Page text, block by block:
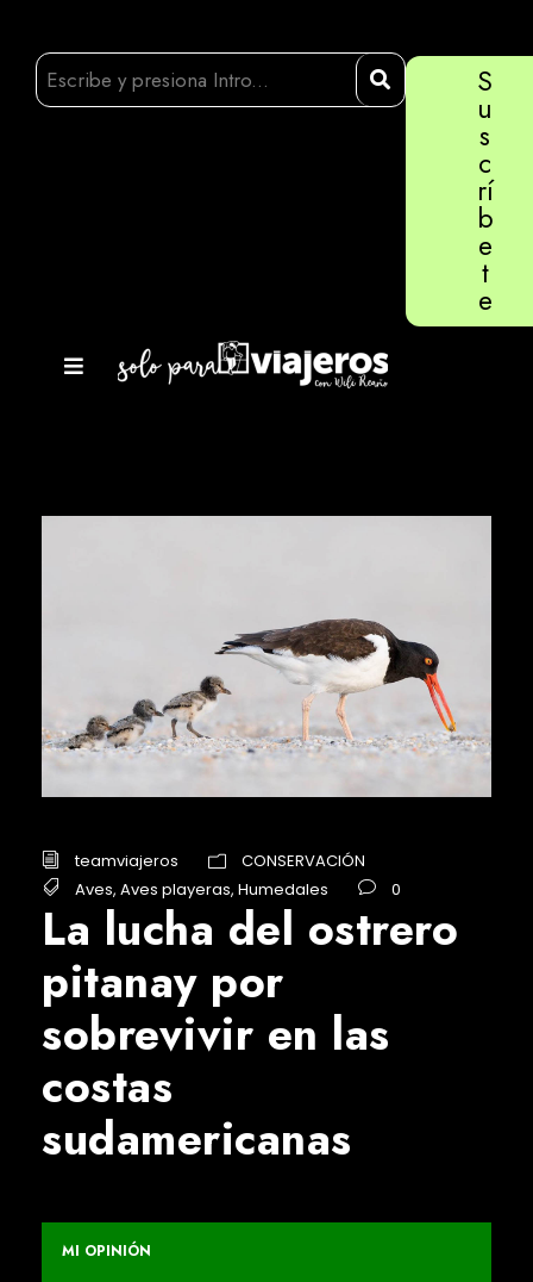
S
u
s
c
rí
b
e
t
e
teamviajeros
CONSERVACIÓN
Aves, Aves playeras, Humedales 0
La lucha del ostrero
pitanay por
sobrevivir en las
costas
sudamericanas
MI OPINIÓN